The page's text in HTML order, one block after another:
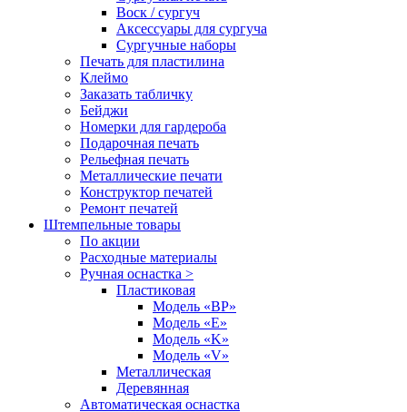
Воск / сургуч
Аксессуары для сургуча
Сургучные наборы
Печать для пластилина
Клеймо
Заказать табличку
Бейджи
Номерки для гардероба
Подарочная печать
Рельефная печать
Металлические печати
Конструктор печатей
Ремонт печатей
Штемпельные товары
По акции
Расходные материалы
Ручная оснастка >
Пластиковая
Модель «BP»
Модель «E»
Модель «K»
Модель «V»
Металлическая
Деревянная
Автоматическая оснастка